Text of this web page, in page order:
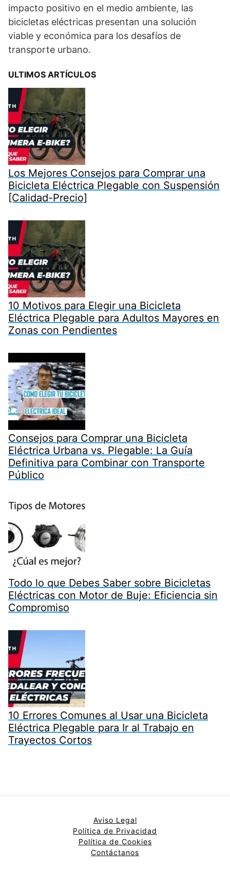
impacto positivo en el medio ambiente, las
bicicletas eléctricas presentan una solución
viable y económica para los desafíos de
transporte urbano.
ULTIMOS ARTÍCULOS
Los Mejores Consejos para Comprar una
Bicicleta Eléctrica Plegable con Suspensión
[Calidad-Precio]
10 Motivos para Elegir una Bicicleta
Eléctrica Plegable para Adultos Mayores en
Zonas con Pendientes
Consejos para Comprar una Bicicleta
Eléctrica Urbana vs. Plegable: La Guía
Definitiva para Combinar con Transporte
Público
Todo lo que Debes Saber sobre Bicicletas
Eléctricas con Motor de Buje: Eficiencia sin
Compromiso
10 Errores Comunes al Usar una Bicicleta
Eléctrica Plegable para Ir al Trabajo en
Trayectos Cortos
Aviso Legal
Política de Privacidad
Política de Cookies
Contáctanos